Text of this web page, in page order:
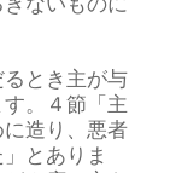
とき主が与
。４節「主
造り、悪者
とありま